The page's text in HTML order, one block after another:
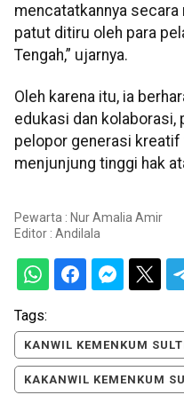
mencatatkannya
patut ditiru oleh para
Tengah,” ujarnya.
Oleh karena itu, ia
edukasi dan kolaborasi,
pelopor generasi kreatif
menjunjung tinggi hak
Pewarta : Nur Amalia Amir
Editor : Andilala
Tags:
KANWIL KEMENKUM
KAKANWIL KEMENKUM